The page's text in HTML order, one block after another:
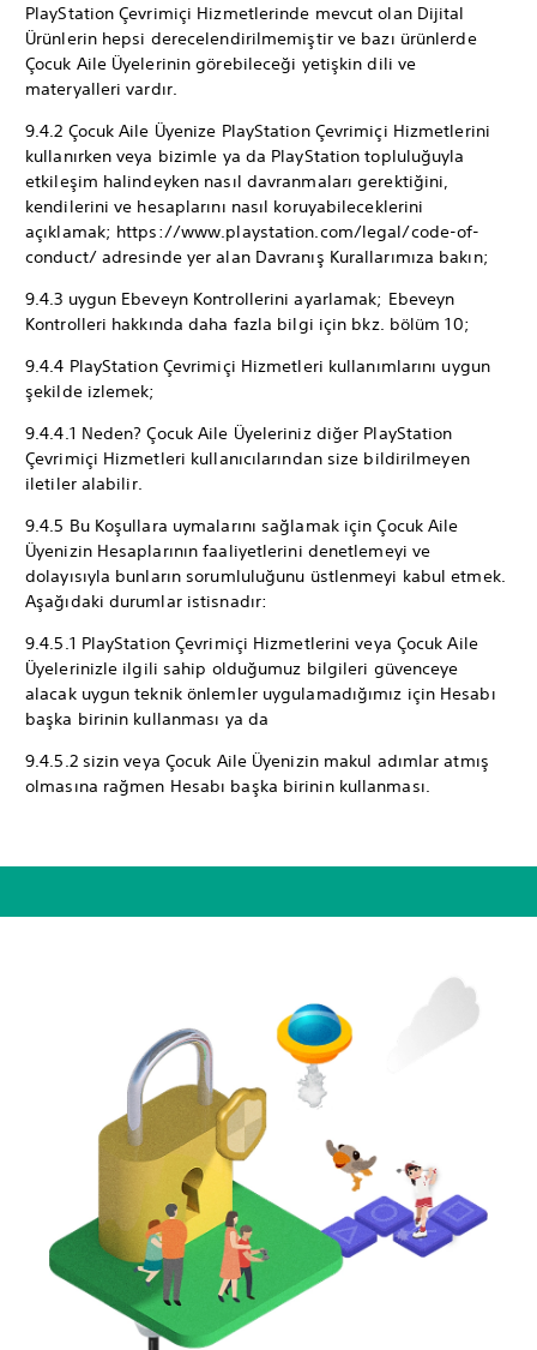
PlayStation Çevrimiçi Hizmetlerinde mevcut olan Dijital
Ürünlerin hepsi derecelendirilmemiştir ve bazı ürünlerde
Çocuk Aile Üyelerinin görebileceği yetişkin dili ve
materyalleri vardır.
9.4.2 Çocuk Aile Üyenize PlayStation Çevrimiçi Hizmetlerini
kullanırken veya bizimle ya da PlayStation topluluğuyla
etkileşim halindeyken nasıl davranmaları gerektiğini,
kendilerini ve hesaplarını nasıl koruyabileceklerini
açıklamak; https://www.playstation.com/legal/code-of-
conduct/ adresinde yer alan Davranış Kurallarımıza bakın;
9.4.3 uygun Ebeveyn Kontrollerini ayarlamak; Ebeveyn
Kontrolleri hakkında daha fazla bilgi için bkz. bölüm 10;
9.4.4 PlayStation Çevrimiçi Hizmetleri kullanımlarını uygun
şekilde izlemek;
9.4.4.1 Neden? Çocuk Aile Üyeleriniz diğer PlayStation
Çevrimiçi Hizmetleri kullanıcılarından size bildirilmeyen
iletiler alabilir.
9.4.5 Bu Koşullara uymalarını sağlamak için Çocuk Aile
Üyenizin Hesaplarının faaliyetlerini denetlemeyi ve
dolayısıyla bunların sorumluluğunu üstlenmeyi kabul etmek.
Aşağıdaki durumlar istisnadır:
9.4.5.1 PlayStation Çevrimiçi Hizmetlerini veya Çocuk Aile
Üyelerinizle ilgili sahip olduğumuz bilgileri güvenceye
alacak uygun teknik önlemler uygulamadığımız için Hesabı
başka birinin kullanması ya da
9.4.5.2 sizin veya Çocuk Aile Üyenizin makul adımlar atmış
olmasına rağmen Hesabı başka birinin kullanması.